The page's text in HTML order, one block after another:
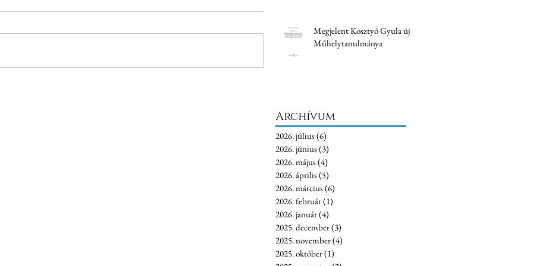
Megjelent Kosztyó Gyula új
Műhelytanulmánya
Archívum
2026. július(6)
2026. június(3)
2026. május(4)
2026. április(5)
2026. március(6)
2026. február(1)
2026. január(4)
2025. december(3)
2025. november(4)
2025. október(1)